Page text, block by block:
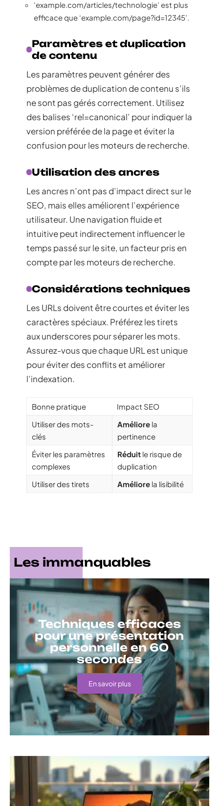
‘example.com/articles/technologie’ est plus
efficace que ‘example.com/page?id=12345’.
Paramètres et duplication
de contenu
Les paramètres peuvent générer des
problèmes de duplication de contenu s’ils
ne sont pas gérés correctement. Utilisez
des balises ‘rel=canonical’ pour indiquer la
version préférée de la page et éviter la
confusion pour les moteurs de recherche.
Utilisation des ancres
Les ancres n’ont pas d’impact direct sur le
SEO, mais elles améliorent l’expérience
utilisateur. Une navigation fluide et
intuitive peut indirectement influencer le
temps passé sur le site, un facteur pris en
compte par les moteurs de recherche.
Considérations techniques
Les URLs doivent être courtes et éviter les
caractères spéciaux. Préférez les tirets
aux underscores pour séparer les mots.
Assurez-vous que chaque URL est unique
pour éviter des conflits et améliorer
l’indexation.
Bonne pratique
Impact SEO
Utiliser des mots-
clés
Améliore la
pertinence
Éviter les paramètres
complexes
Réduit le risque de
duplication
Utiliser des tirets
Améliore la lisibilité
Les immanquables
Techniques efficaces
pour une présentation
personnelle en 60
secondes
En savoir plus